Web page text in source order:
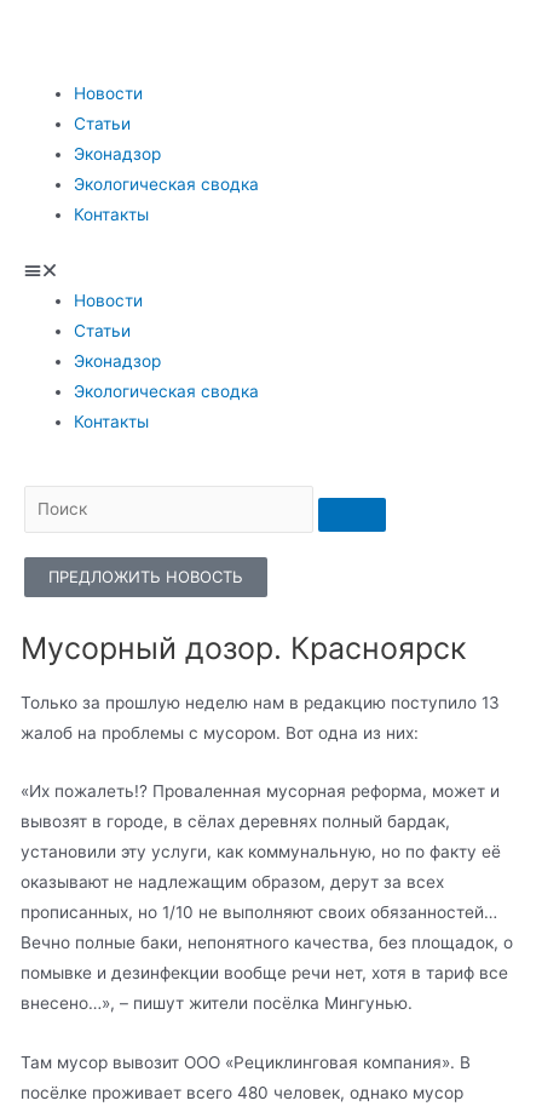
Новости
Статьи
Эконадзор
Экологическая сводка
Контакты
Новости
Статьи
Эконадзор
Экологическая сводка
Контакты
ПРЕДЛОЖИТЬ НОВОСТЬ
Мусорный дозор. Красноярск
Только за прошлую неделю нам в редакцию поступило 13
жалоб на проблемы с мусором. Вот одна из них:
«Их пожалеть!? Проваленная мусорная реформа, может и
вывозят в городе, в сёлах деревнях полный бардак,
установили эту услуги, как коммунальную, но по факту её
оказывают не надлежащим образом, дерут за всех
прописанных, но 1/10 не выполняют своих обязанностей…
Вечно полные баки, непонятного качества, без площадок, о
помывке и дезинфекции вообще речи нет, хотя в тариф все
внесено…», – пишут жители посёлка Мингунью.
Там мусор вывозит ООО «Рециклинговая компания». В
посёлке проживает всего 480 человек, однако мусор